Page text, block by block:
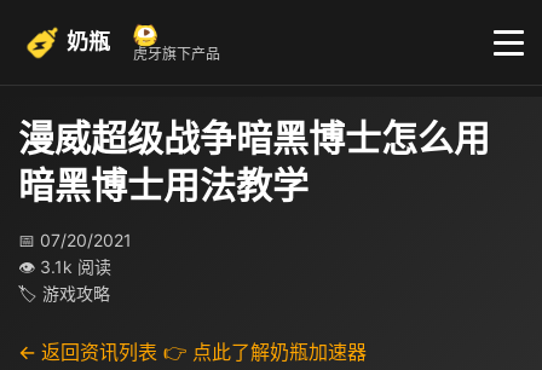
奶瓶 虎牙旗下产品
漫威超级战争暗黑博士怎么用
暗黑博士用法教学
📅 07/20/2021
👁 3.1k 阅读
🏷 游戏攻略
← 返回资讯列表 👉 点此了解奶瓶加速器